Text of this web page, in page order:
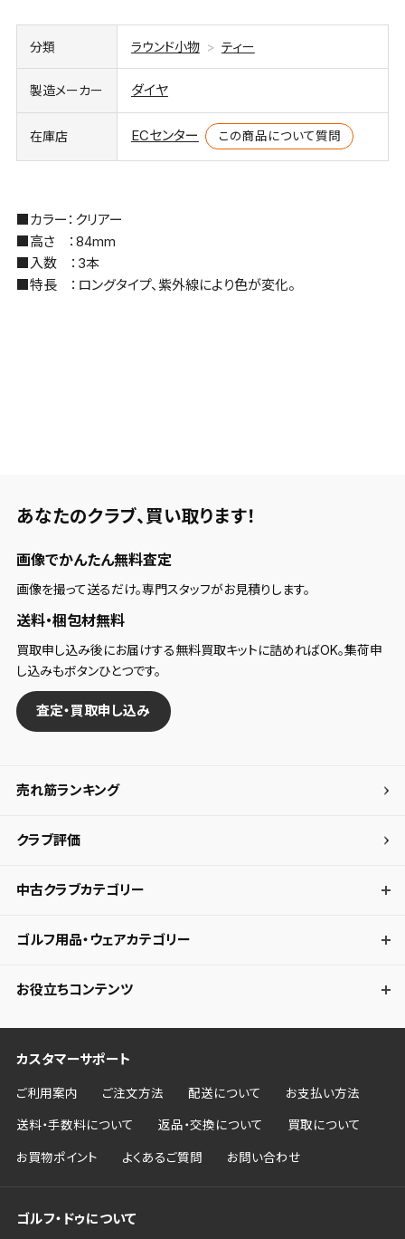
分類 ラウンド小物 ティー
製造メーカー ダイヤ
在庫店 ECセンター この商品について質問
■カラー：クリアー
■高さ ：84mm
■入数 ：3本
■特長 ：ロングタイプ、紫外線により色が変化。
あなたのクラブ、 買い取ります！
画像でかんたん無料査定
画像を撮って送るだけ。専門スタッフがお見積りします。
送料・梱包材無料
買取申し込み後にお届けする無料買取キットに詰めればOK。集荷申
し込みもボタンひとつです。
査定・買取申し込み
売れ筋ランキング
クラブ評価
中古クラブカテゴリー
ゴルフ用品・ウェアカテゴリー
お役立ちコンテンツ
カスタマーサポート
ご利用案内 ご注文方法 配送について お支払い方法
送料・手数料について 返品・交換について 買取について
お買物ポイント よくあるご質問 お問い合わせ
ゴルフ・ドゥについて